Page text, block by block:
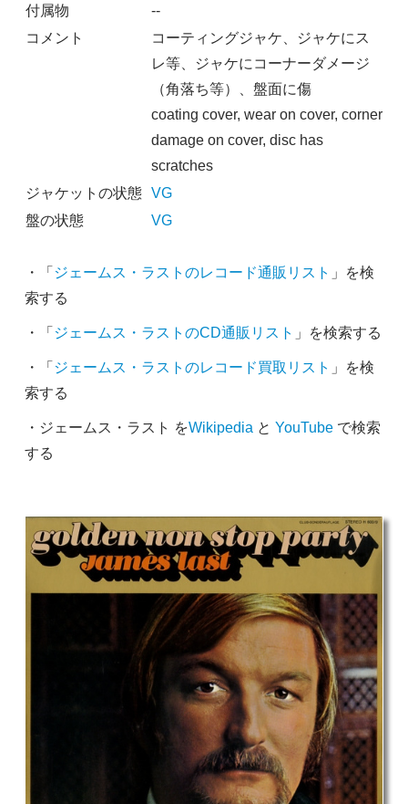
付属物
--
コメント
コーティングジャケ、ジャケにス
レ等、ジャケにコーナーダメージ
（角落ち等）、盤面に傷
coating cover, wear on cover, corner
damage on cover, disc has
scratches
ジャケットの状態 VG
盤の状態
VG
・「 ジェームス・ラストのレコード通販リスト 」を検
索する
・「 ジェームス・ラストのCD通販リスト 」を検索する
・「 ジェームス・ラストのレコード買取リスト 」を検
索する
・ジェームス・ラスト をWikipedia と YouTubeで検索
する